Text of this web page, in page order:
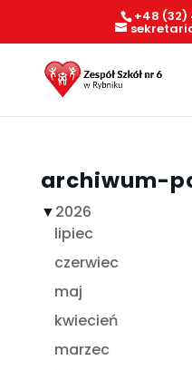
+48 (32)
archiwum-
▼2026
lipiec
czerwiec
maj
kwiecień
marzec